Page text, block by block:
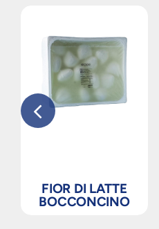
FIOR DI LATTE
BOCCONCINO